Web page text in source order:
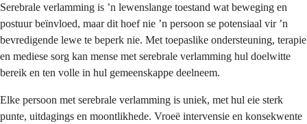
Serebrale verlamming is ’n lewenslange toestand wat beweging en
postuur beïnvloed, maar dit hoef nie ’n persoon se potensiaal vir ’n
bevredigende lewe te beperk nie. Met toepaslike ondersteuning, terapie
en mediese sorg kan mense met serebrale verlamming hul doelwitte
bereik en ten volle in hul gemeenskappe deelneem.
Elke persoon met serebrale verlamming is uniek, met hul eie sterk
punte, uitdagings en moontlikhede. Vroeë intervensie en konsekwente